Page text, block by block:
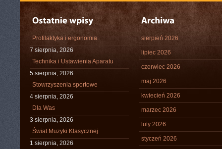
Profilaktyka i ergonomia
7 sierpnia, 2026
Technika i Ustawienia Aparatu
5 sierpnia, 2026
Stowrzyszenia sportowe
4 sierpnia, 2026
Dla Was
3 sierpnia, 2026
Świat Muzyki Klasycznej
1 sierpnia, 2026
sierpień 2026
lipiec 2026
czerwiec 2026
maj 2026
kwiecień 2026
marzec 2026
luty 2026
styczeń 2026